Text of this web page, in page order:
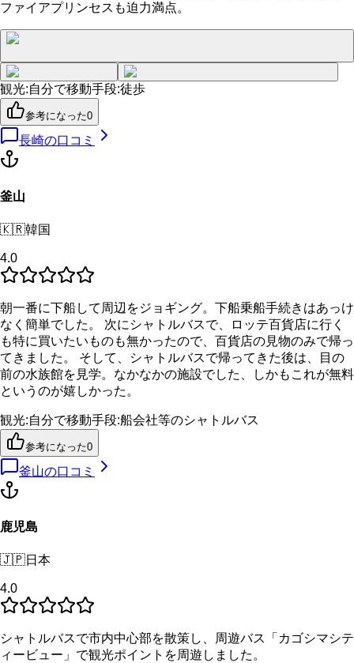
ファイアプリンセスも迫力満点。
観光:自分で移動手段:徒歩
参考になった0
長崎の口コミ
釜山
🇰🇷韓国
4.0
朝一番に下船して周辺をジョギング。下船乗船手続きはあっけ
なく簡単でした。 次にシャトルバスで、ロッテ百貨店に行く
も特に買いたいものも無かったので、百貨店の見物のみで帰っ
てきました。 そして、シャトルバスで帰ってきた後は、目の
前の水族館を見学。なかなかの施設でした、しかもこれが無料
というのが嬉しかった。
観光:自分で移動手段:船会社等のシャトルバス
参考になった0
釜山の口コミ
鹿児島
🇯🇵日本
4.0
シャトルバスで市内中心部を散策し、周遊バス「カゴシマシテ
ィービュー」で観光ポイントを周遊しました。